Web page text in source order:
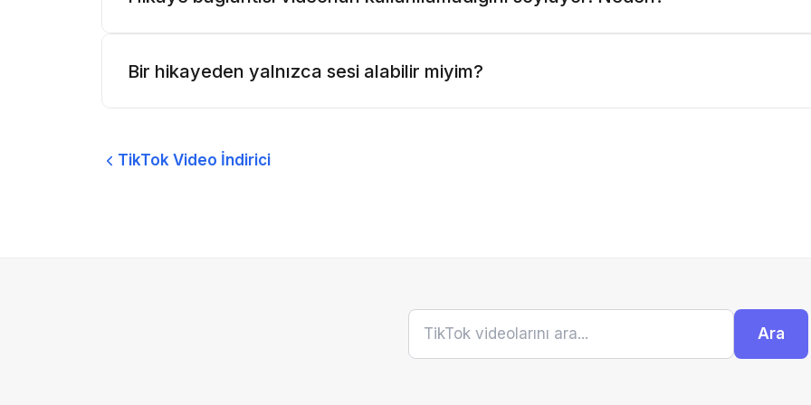
Bir hikayeden yalnızca sesi alabilir miyim?
TikTok Video İndirici
Ara